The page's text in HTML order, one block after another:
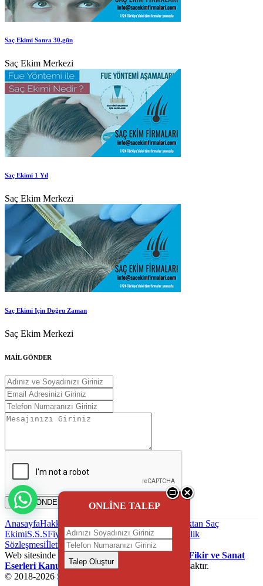
Saç Ekimi Sonra 30.gün
Saç Ekim Merkezi
Saç Ekimi 1 Yıl
Saç Ekim Merkezi
Saç Ekimi Için Doğru Zaman
Saç Ekim Merkezi
MAİL GÖNDER
MAİL GÖNDER
AnasayfaHakkımızda
Uzaktan Saç
EkimiS.S.SFiyatlandırmaReklam uygulaması
Gizlilik
Sözleşmesiİletişim
Web sitesinde kullanılanan içeriklerin
5846 sayılı Fikir ve Sanat
Eserleri Kanunugereği izinsiz koplayalamak yasaktır.
© 2018-2026 Saç Ekim Firmaları
ONLİNE TALEP
Talep Oluştur